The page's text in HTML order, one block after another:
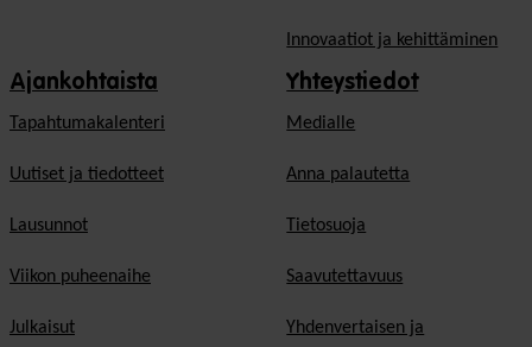
Innovaatiot ja kehittäminen
Ajankohtaista
Tapahtumakalenteri
Uutiset ja tiedotteet
Lausunnot
Viikon puheenaihe
Julkaisut
Yhteystiedot
Medialle
Anna palautetta
Tietosuoja
Saavutettavuus
Yhdenvertaisen ja